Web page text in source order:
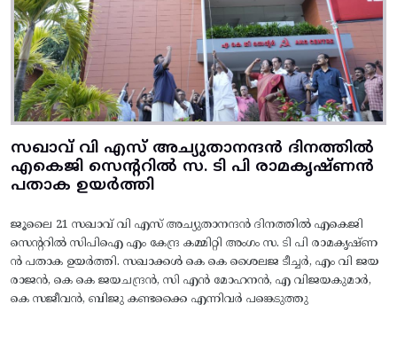
സഖാവ് വി എസ് അച്യുതാനന്ദൻ ദിനത്തിൽ
എകെജി സെന്ററിൽ സ. ടി പി രാമകൃഷ്‌ണൻ
പതാക ഉയർത്തി
ജൂലൈ 21 സഖാവ് വി എസ് അച്യുതാനന്ദൻ ദിനത്തിൽ എകെജി
സെന്ററിൽ സിപിഐ എം കേന്ദ്ര കമ്മിറ്റി അംഗം സ. ടി പി രാമകൃഷ്‌ണ
ൻ പതാക ഉയർത്തി. സഖാക്കൾ കെ കെ ശൈലജ ടീച്ചർ, എം വി ജയ
രാജൻ, കെ കെ ജയചന്ദ്രൻ, സി എൻ മോഹനൻ, എ വിജയകുമാർ,
കെ സജീവൻ, ബിജു കണ്ടക്കൈ എന്നിവർ പങ്കെടുത്തു